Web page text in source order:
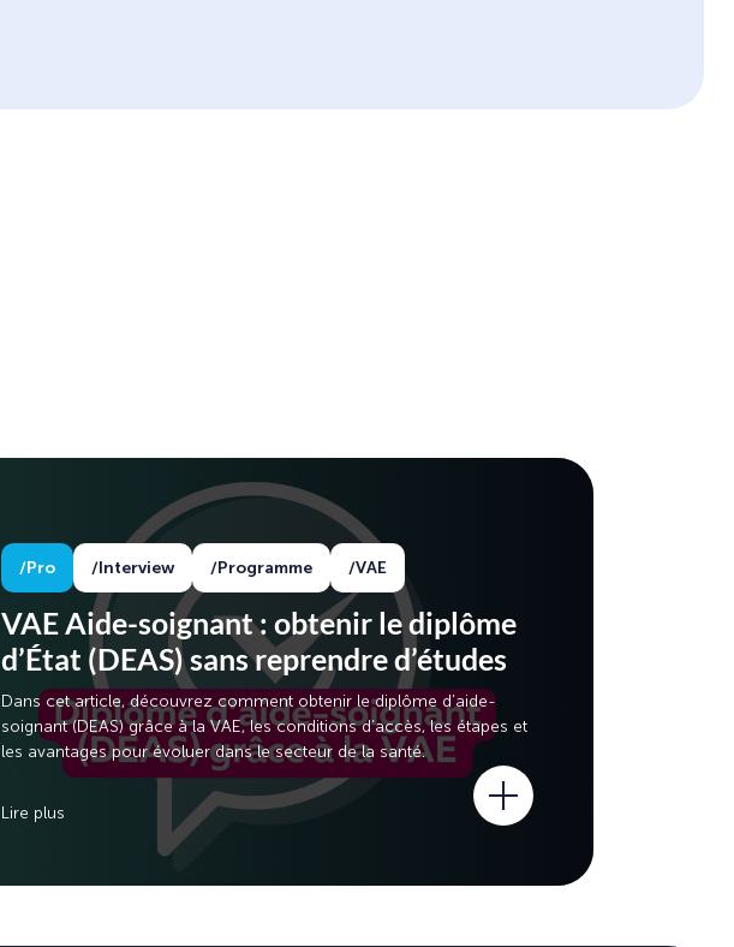
Pro Interview Programme VAE
VAE Aide-soignant : obtenir le diplôme
d’État (DEAS) sans reprendre d’études
Dans cet article, découvrez comment obtenir le diplôme d’aide-
soignant (DEAS) grâce à la VAE, les conditions d’accès, les étapes et
les avantages pour évoluer dans le secteur de la santé.
Lire plus